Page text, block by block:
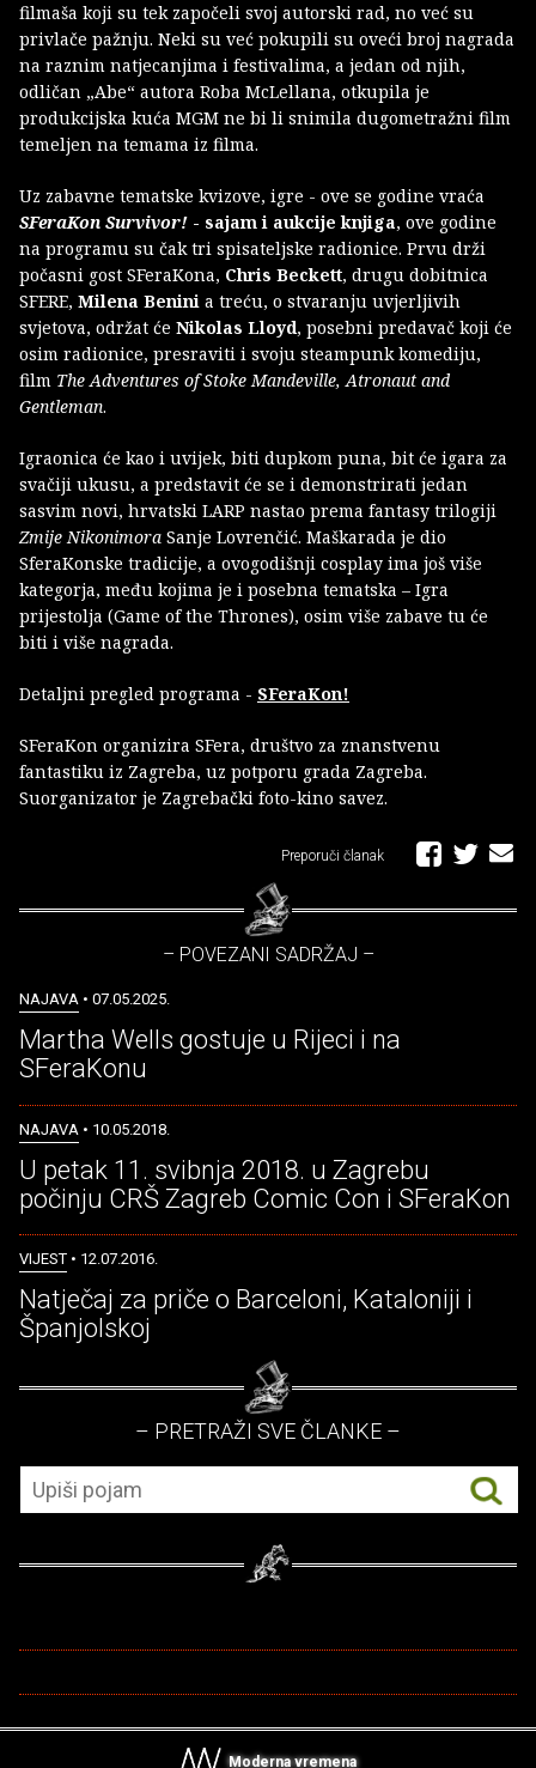
filmaša koji su tek započeli svoj autorski rad, no već su
privlače pažnju. Neki su već pokupili su oveći broj nagrada
na raznim natjecanjima i festivalima, a jedan od njih,
odličan „Abe“ autora Roba McLellana, otkupila je
produkcijska kuća MGM ne bi li snimila dugometražni film
temeljen na temama iz filma.
Uz zabavne tematske kvizove, igre - ove se godine vraća
SFeraKon Survivor! - sajam i aukcije knjiga, ove godine
na programu su čak tri spisateljske radionice. Prvu drži
počasni gost SFeraKona, Chris Beckett, drugu dobitnica
SFERE, Milena Benini a treću, o stvaranju uvjerljivih
svjetova, održat će Nikolas Lloyd, posebni predavač koji će
osim radionice, presraviti i svoju steampunk komediju,
film The Adventures of Stoke Mandeville, Atronaut and
Gentleman.
Igraonica će kao i uvijek, biti dupkom puna, bit će igara za
svačiji ukusu, a predstavit će se i demonstrirati jedan
sasvim novi, hrvatski LARP nastao prema fantasy trilogiji
Zmije Nikonimora Sanje Lovrenčić. Maškarada je dio
SferaKonske tradicije, a ovogodišnji cosplay ima još više
kategorja, među kojima je i posebna tematska – Igra
prijestolja (Game of the Thrones), osim više zabave tu će
biti i više nagrada.
Detaljni pregled programa - SFeraKon!
SFeraKon organizira SFera, društvo za znanstvenu
fantastiku iz Zagreba, uz potporu grada Zagreba.
Suorganizator je Zagrebački foto-kino savez.
Preporuči članak
– POVEZANI SADRŽAJ –
NAJAVA • 07.05.2025.
Martha Wells gostuje u Rijeci i na
SFeraKonu
NAJAVA • 10.05.2018.
U petak 11. svibnja 2018. u Zagrebu
počinju CRŠ Zagreb Comic Con i SFeraKon
VIJEST • 12.07.2016.
Natječaj za priče o Barceloni, Kataloniji i
Španjolskoj
– PRETRAŽI SVE ČLANKE –
Moderna vremena